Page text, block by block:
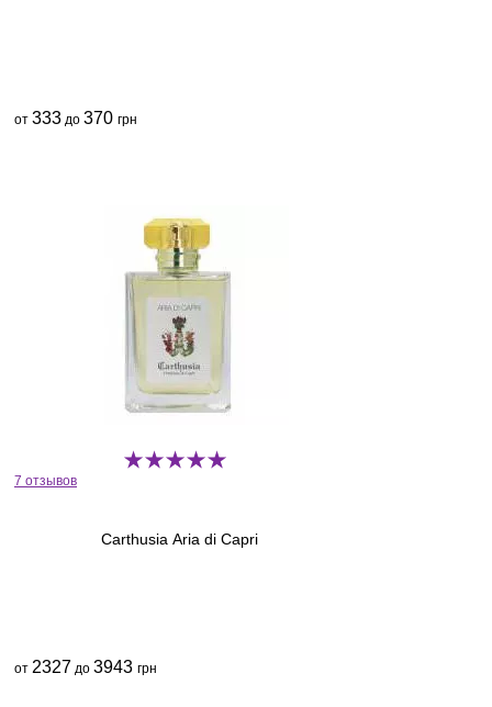
от 333 до 370 грн
7 отзывов
Carthusia Aria di Capri
от 2327 до 3943 грн